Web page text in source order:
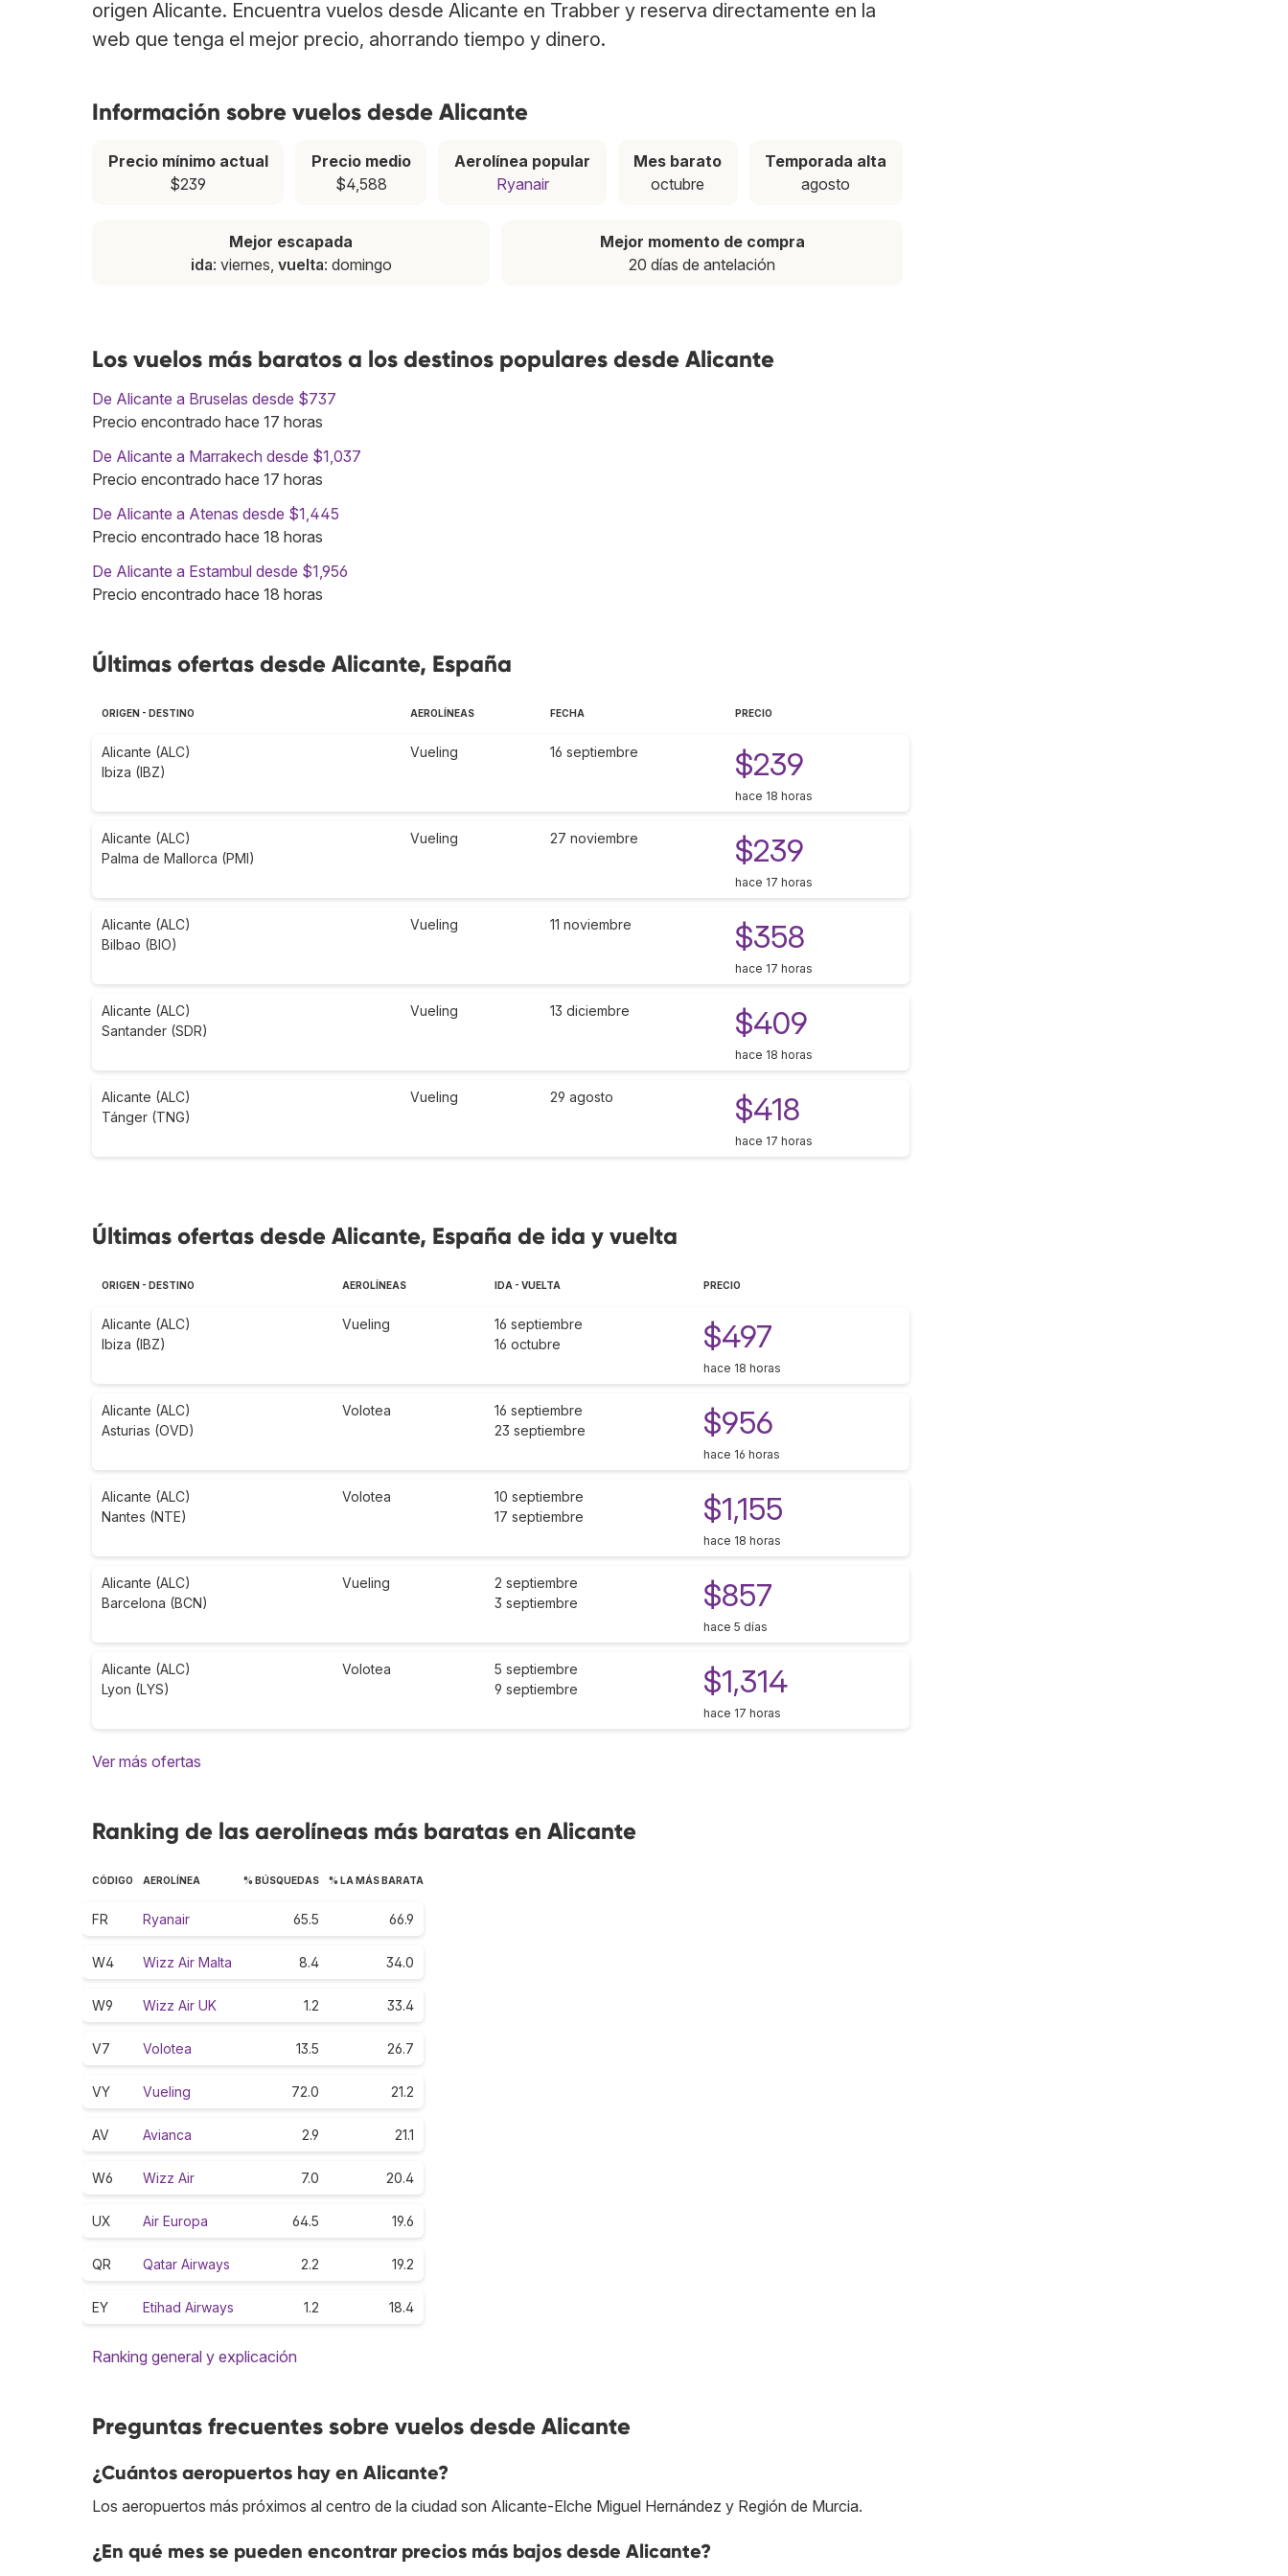
origen Alicante. Encuentra vuelos desde Alicante en Trabber y reserva directamente en la
web que tenga el mejor precio, ahorrando tiempo y dinero.
Información sobre vuelos desde Alicante
Precio mínimo actual
$239
Precio medio
$4,588
Aerolínea popular
Ryanair
Mes barato
octubre
Temporada alta
agosto
Mejor escapada
ida: viernes, vuelta: domingo
Mejor momento de compra
20 días de antelación
Los vuelos más baratos a los destinos populares desde Alicante
De Alicante a Bruselas desde $737
Precio encontrado hace 17 horas
De Alicante a Marrakech desde $1,037
Precio encontrado hace 17 horas
De Alicante a Atenas desde $1,445
Precio encontrado hace 18 horas
De Alicante a Estambul desde $1,956
Precio encontrado hace 18 horas
Últimas ofertas desde Alicante, España
ORIGEN - DESTINO AEROLÍNEAS FECHA PRECIO
Alicante (ALC)
Ibiza (IBZ)
Vueling 16 septiembre $239
hace 18 horas
Alicante (ALC)
Palma de Mallorca (PMI)
Vueling 27 noviembre $239
hace 17 horas
Alicante (ALC)
Bilbao (BIO)
Vueling 11 noviembre $358
hace 17 horas
Alicante (ALC)
Santander (SDR)
Vueling 13 diciembre $409
hace 18 horas
Alicante (ALC)
Tánger (TNG)
Vueling 29 agosto $418
hace 17 horas
Últimas ofertas desde Alicante, España de ida y vuelta
ORIGEN - DESTINO AEROLÍNEAS IDA - VUELTA PRECIO
Alicante (ALC)
Ibiza (IBZ)
Vueling
16 septiembre
16 octubre
$497
hace 18 horas
Alicante (ALC)
Asturias (OVD)
Volotea
16 septiembre
23 septiembre
$956
hace 16 horas
Alicante (ALC)
Nantes (NTE)
Volotea
10 septiembre
17 septiembre
$1,155
hace 18 horas
Alicante (ALC)
Barcelona (BCN)
Vueling
2 septiembre
3 septiembre
$857
hace 5 días
Alicante (ALC)
Lyon (LYS)
Volotea
5 septiembre
9 septiembre
$1,314
hace 17 horas
Ver más ofertas
Ranking de las aerolíneas más baratas en Alicante
CÓDIGO AEROLÍNEA % BÚSQUEDAS % LA MÁS BARATA
FR Ryanair 65.5 66.9
W4 Wizz Air Malta 8.4 34.0
W9 Wizz Air UK 1.2 33.4
V7 Volotea 13.5 26.7
VY Vueling 72.0 21.2
AV Avianca 2.9 21.1
W6 Wizz Air 7.0 20.4
UX Air Europa 64.5 19.6
QR Qatar Airways 2.2 19.2
EY Etihad Airways 1.2 18.4
Ranking general y explicación
Preguntas frecuentes sobre vuelos desde Alicante
¿Cuántos aeropuertos hay en Alicante?
Los aeropuertos más próximos al centro de la ciudad son Alicante-Elche Miguel Hernández y Región de Murcia.
¿En qué mes se pueden encontrar precios más bajos desde Alicante?